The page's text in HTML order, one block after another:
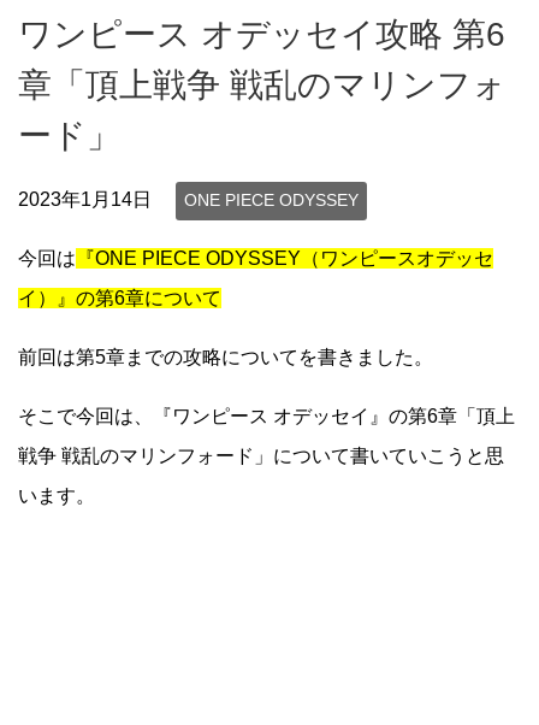
ワンピース オデッセイ攻略 第6
章「頂上戦争 戦乱のマリンフォ
ード」
2023年1月14日 ONE PIECE ODYSSEY
今回は 『ONE PIECE ODYSSEY（ワンピースオデッセ
イ）』の第6章について
前回は第5章までの攻略についてを書きました。
そこで今回は、『ワンピース オデッセイ』の第6章「頂上
戦争 戦乱のマリンフォード」について書いていこうと思
います。